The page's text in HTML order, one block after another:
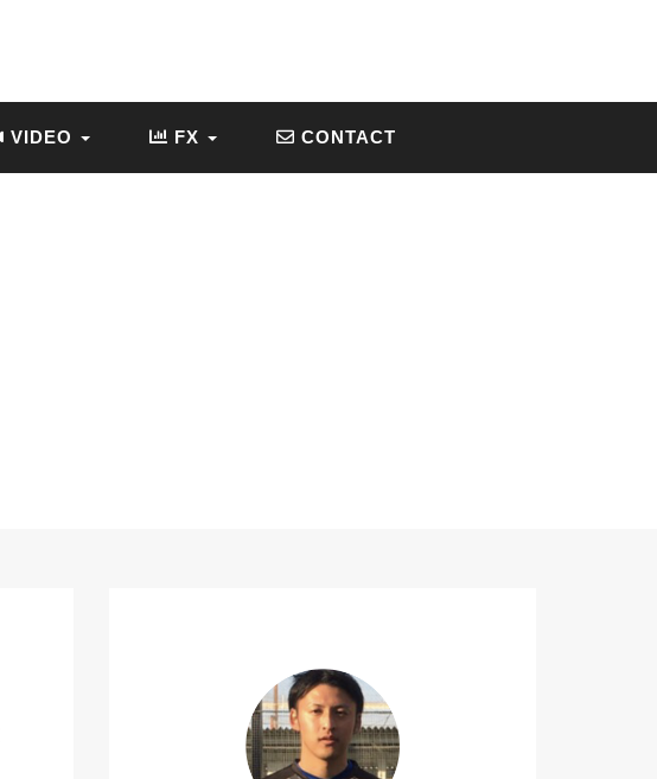
VIDEO FX CONTACT